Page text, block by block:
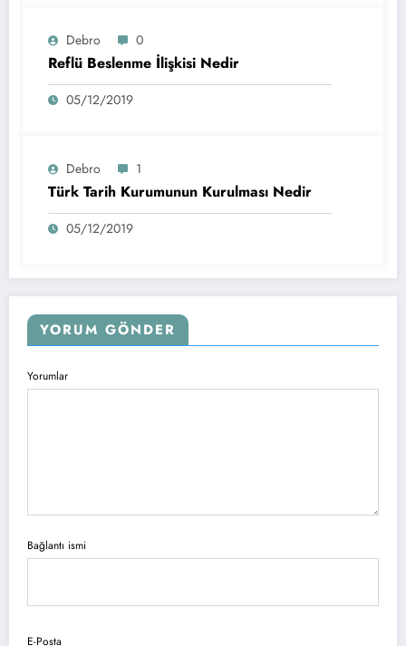
Debro 0
Reflü Beslenme İlişkisi Nedir
05/12/2019
Debro 1
Türk Tarih Kurumunun Kurulması Nedir
05/12/2019
YORUM GÖNDER
Yorumlar
Bağlantı ismi
E-Posta